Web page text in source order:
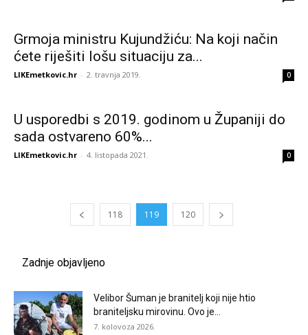
Grmoja ministru Kujundžiću: Na koji način
ćete riješiti lošu situaciju za...
LIKEmetkovic.hr - 2. travnja 2019. 0
U usporedbi s 2019. godinom u Županiji do
sada ostvareno 60%...
LIKEmetkovic.hr - 4. listopada 2021. 0
118 119 120
Zadnje objavljeno
Velibor Šuman je branitelj koji nije htio
braniteljsku mirovinu. Ovo je...
7. kolovoza 2026.